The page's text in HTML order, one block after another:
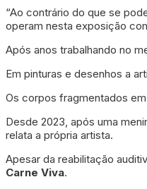
“Ao contrário do que se
operam nesta exposição
Após anos trabalhando no
Em pinturas e desenhos a
Os corpos fragmentados
Desde 2023, após uma
relata a própria artista.
Apesar da reabilitação
Carne Viva.